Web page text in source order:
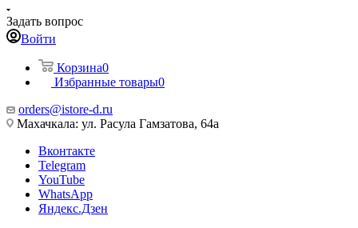
Задать вопрос
Войти
Корзина0
Избранные товары0
orders@istore-d.ru
Махачкала: ул. Расула Гамзатова, 64а
Вконтакте
Telegram
YouTube
WhatsApp
Яндекс.Дзен